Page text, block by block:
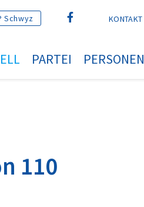
Schwyz KONTAKT
PARTEI PERSONEN
110